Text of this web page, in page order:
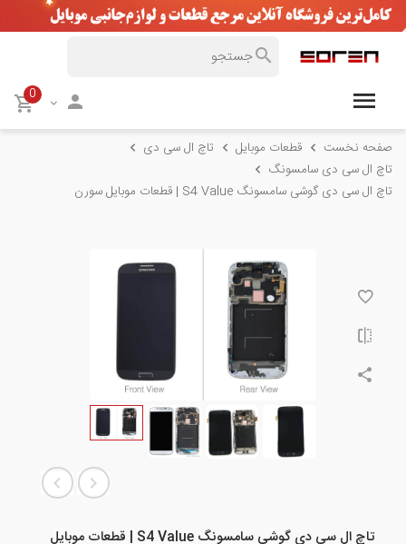
0
صفحه نخست قطعات موبایل
تاچ ال سی دی
تاچ ال سی دی سامسونگ
تاچ ال سی دی گوشی سامسونگ S4 Value | قطعات موبایل سورن
تاچ ال سی دی گوشی سامسونگ S4 Value | قطعات موبایل